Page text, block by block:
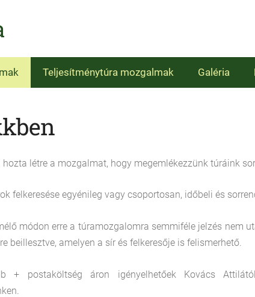
Teljesítménytúra mozgalmak Galéria
létre a mozgalmat, hogy megemlékezzünk túráink
felkeresése egyénileg vagy csoportosan, időbeli és
módon erre a túramozgalomra semmiféle jelzés nem
beillesztve, amelyen a sír és felkeresője is felismerhető.
+ postaköltség áron igényelhetőek Kovács